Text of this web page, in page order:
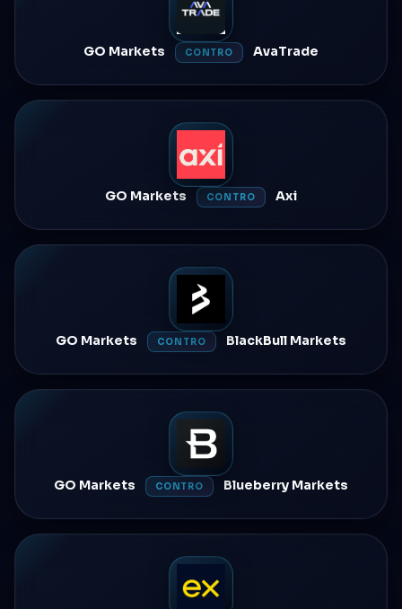
GO Markets CONTRO AvaTrade
GO Markets CONTRO Axi
GO Markets CONTRO BlackBull Markets
GO Markets CONTRO Blueberry Markets